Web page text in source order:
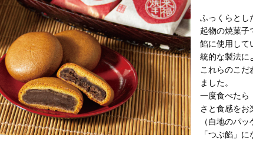
ふっくらとし
起物の焼菓子
餡に使用して
統的な製法に
これらのこだ
ました。
一度食べたら
さと食感をお
（白地のパ
「つぶ餡」に